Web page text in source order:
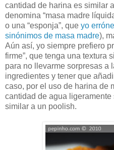
cantidad de harina es similar
denomina “masa madre
o una “esponja”, que yo
sinónimos de masa madre),
Aún así, yo siempre prefiero
firme”, que tenga una textura
para no llevarme sorpresas a
ingredientes y tener que
caso, por el uso de harina de
cantidad de agua
similar a un poolish.